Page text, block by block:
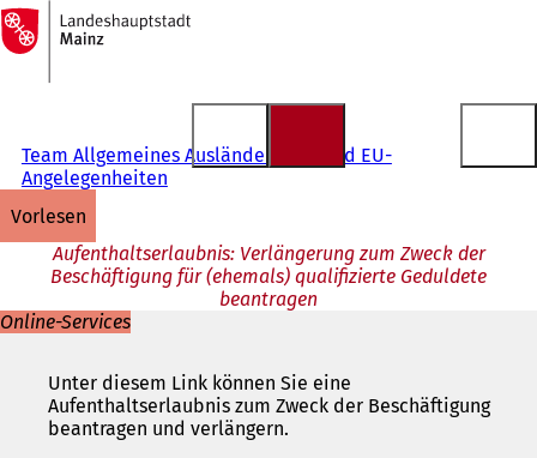
Inhalt anspringen
Zur
Startseite
Team Allgemeines Ausländerrecht und EU-
Angelegenheiten
vorlesen
Aufenthaltserlaubnis: Verlängerung zum Zweck der
Beschäftigung für (ehemals) qualifizierte Geduldete
beantragen
Online-Services
Unter diesem Link können Sie eine
Aufenthaltserlaubnis zum Zweck der Beschäftigung
beantragen und verlängern.